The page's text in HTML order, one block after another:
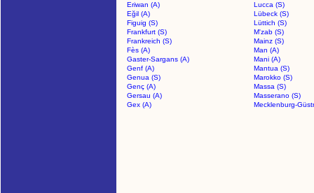
Eriwan (A)
Lucca (S)
Eğil (A)
Lübeck (S)
Figuig (S)
Lüttich (S)
Frankfurt (S)
M'zab (S)
Frankreich (S)
Mainz (S)
Fès (A)
Man (A)
Gaster-Sargans (A)
Mani (A)
Genf (A)
Mantua (S)
Genua (S)
Marokko (S)
Genç (A)
Massa (S)
Gersau (A)
Masserano (S)
Gex (A)
Mecklenburg-